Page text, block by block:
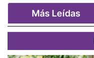
Más Leídas